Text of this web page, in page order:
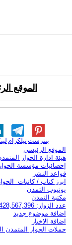
الموقع
تيلكرامبنترست
الموقع الرئيسي
هيئة ادارة الحوار
إحصائيات مؤسسة
قواعد النشر
ابرز كتاب / كاتبات
يوتيوب التمدن
مكتبة التمدن
عدد الزوار: 3,428,567,396
اضافة موضوع جديد
اضافة الاخبار
حملات الحوار المتمدن